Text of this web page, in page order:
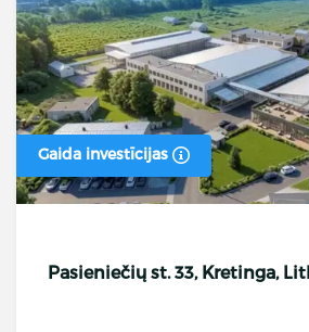
Gaida investīcijas
Pasieniečių st. 33, Kretinga,